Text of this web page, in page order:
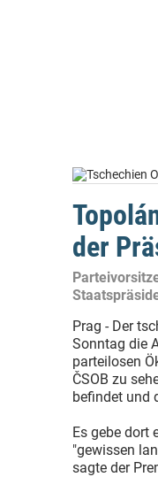
der
Prag - Der
Sonntag die
parteilosen
ČSOB zu
befindet und
Es gebe dort
"gewissen
sagte der